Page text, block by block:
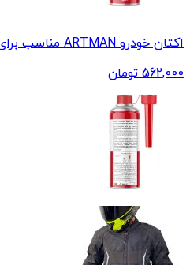
اکتان خودرو ARTMAN مناسب برای انواع خودرو (300 میلی‌لیتر)
562,000 تومان